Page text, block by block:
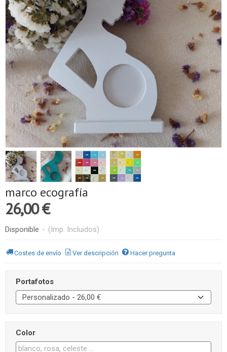
marco ecografía
26,00 €
Disponible - (Imp. Incluidos)
Costes de envío Ver descripción Hacer pregunta
Portafotos
Color